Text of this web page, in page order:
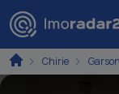
Chirie